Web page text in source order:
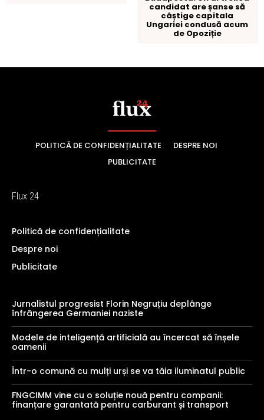
POLITICĂ DE CONFIDENȚIALITATE
DESPRE NOI
PUBLICITATE
Flux 24
Politică de confidențialitate
Despre noi
Publicitate
Jurnalistul progresist Florin Negruțiu deplânge
înfrângerea Germaniei naziste
Modele de inteligență artificială au încercat să înșele
oamenii
Într-o comună cu mulți urși se va tăia iluminatul public
FNGCIMM vine cu o soluție nouă pentru companii:
finanțare garantată pentru carburant și transport